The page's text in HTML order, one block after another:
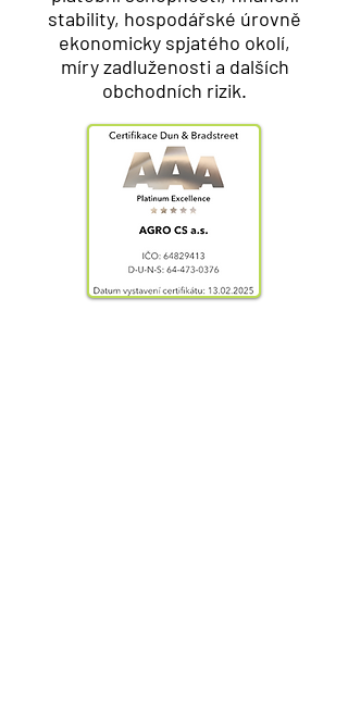
stability, hospodářské úrovně
ekonomicky spjatého okolí,
míry zadluženosti a dalších
obchodních rizik.